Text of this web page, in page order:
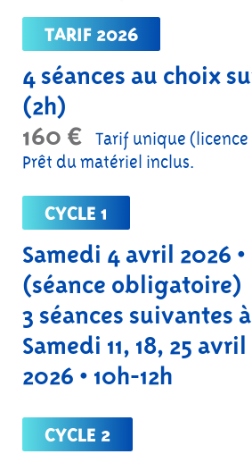
TARIF 2026
4 séances au choix
(2h)
160 € Tarif unique (licence
Prêt du matériel inclus.
CYCLE 1
Samedi 4 avril 2026 •
(séance obligatoire)
3 séances suivantes
Samedi 11, 18, 25
2026 • 10h-12h
CYCLE 2